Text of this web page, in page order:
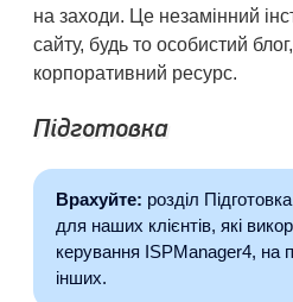
на заходи. Це незамінний
сайту, будь то особистий
корпоративний ресурс.
Підготовка
Врахуйте: розділ
для наших клієнтів, які
керування ISPManager4, на
інших.